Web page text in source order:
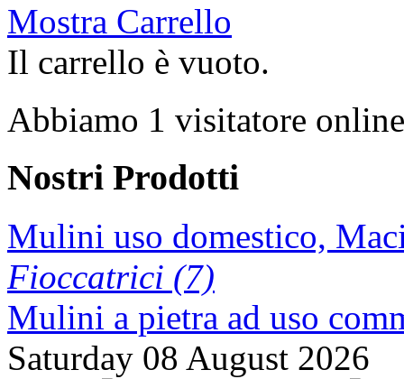
Mostra Carrello
Il carrello è vuoto.
Abbiamo 1 visitatore online
Nostri Prodotti
Mulini uso domestico,
Fioccatrici (7)
Mulini a pietra ad uso
Saturday 08 August 2026